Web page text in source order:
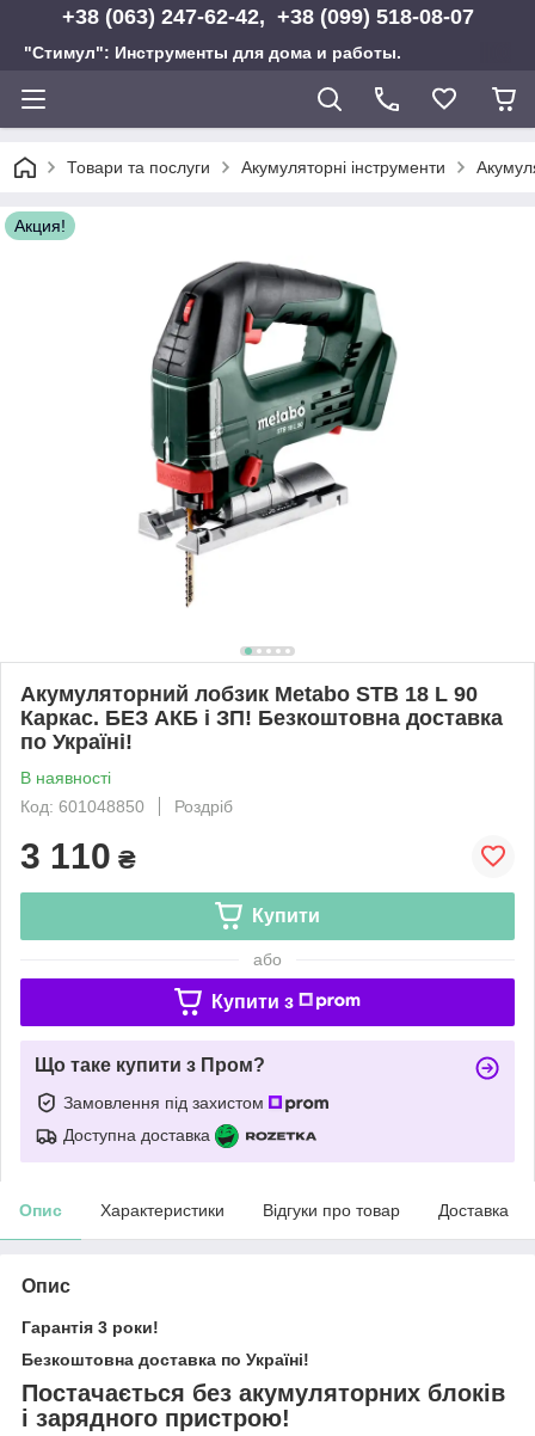
+38 (063) 247-62-42, +38 (099) 518-08-07
"Стимул": Инструменты для дома и работы.
Товари та послуги Акумуляторні інструменти
Акция!
Акумуляторний лобзик Metabo STB 18 L 90
Каркас. БЕЗ АКБ і ЗП! Безкоштовна доставка
по Україні!
В наявності
Код: 601048850
Роздріб
3 110 ₴
Купити
або
Купити з
Що таке купити з Пром?
Замовлення під захистом
Доступна доставка
Опис Характеристики Відгуки про товар Доставка
Опис
Гарантія 3 роки!
Безкоштовна доставка по Україні!
Постачається без акумуляторних блоків
і зарядного пристрою!